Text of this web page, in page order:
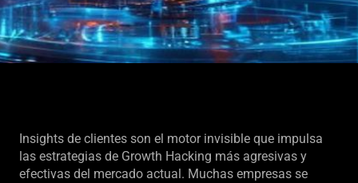
Insights de clientes son el motor invisible que impulsa
las estrategias de Growth Hacking más agresivas y
efectivas del mercado actual. Muchas empresas se